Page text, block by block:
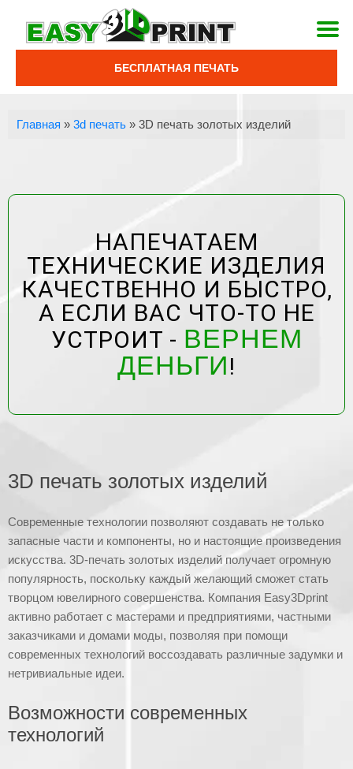
БЕСПЛАТНАЯ ПЕЧАТЬ
Главная »3d печать »3D печать золотых изделий
НАПЕЧАТАЕМ
ТЕХНИЧЕСКИЕ ИЗДЕЛИЯ
КАЧЕСТВЕННО И БЫСТРО,
А ЕСЛИ ВАС ЧТО-ТО НЕ
УСТРОИТ - ВЕРНЕМ
ДЕНЬГИ!
3D печать золотых изделий
Современные технологии позволяют создавать не только
запасные части и компоненты, но и настоящие произведения
искусства. 3D-печать золотых изделий получает огромную
популярность, поскольку каждый желающий сможет стать
творцом ювелирного совершенства. Компания Easy3Dprint
активно работает с мастерами и предприятиями, частными
заказчиками и домами моды, позволяя при помощи
современных технологий воссоздавать различные задумки и
нетривиальные идеи.
Возможности современных
технологий